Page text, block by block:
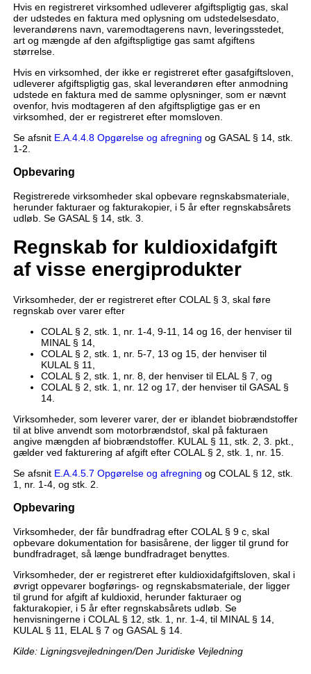
Hvis en registreret virksomhed udleverer afgiftspligtig gas, skal
der udstedes en faktura med oplysning om udstedelsesdato,
leverandørens navn, varemodtagerens navn, leveringsstedet,
art og mængde af den afgiftspligtige gas samt afgiftens
størrelse.
Hvis en virksomhed, der ikke er registreret efter gasafgiftsloven,
udleverer afgiftspligtig gas, skal leverandøren efter anmodning
udstede en faktura med de samme oplysninger, som er nævnt
ovenfor, hvis modtageren af den afgiftspligtige gas er en
virksomhed, der er registreret efter momsloven.
Se afsnit E.A.4.4.8 Opgørelse og afregning og GASAL § 14, stk.
1-2.
Opbevaring
Registrerede virksomheder skal opbevare regnskabsmateriale,
herunder fakturaer og fakturakopier, i 5 år efter regnskabsårets
udløb. Se GASAL § 14, stk. 3.
Regnskab for kuldioxidafgift
af visse energiprodukter
Virksomheder, der er registreret efter COLAL § 3, skal føre
regnskab over varer efter
COLAL § 2, stk. 1, nr. 1-4, 9-11, 14 og 16, der henviser til
MINAL § 14,
COLAL § 2, stk. 1, nr. 5-7, 13 og 15, der henviser til
KULAL § 11,
COLAL § 2, stk. 1, nr. 8, der henviser til ELAL § 7, og
COLAL § 2, stk. 1, nr. 12 og 17, der henviser til GASAL §
14.
Virksomheder, som leverer varer, der er iblandet biobrændstoffer
til at blive anvendt som motorbrændstof, skal på fakturaen
angive mængden af biobrændstoffer. KULAL § 11, stk. 2, 3. pkt.,
gælder ved fakturering af afgift efter COLAL § 2, stk. 1, nr. 15.
Se afsnit E.A.4.5.7 Opgørelse og afregning og COLAL § 12, stk.
1, nr. 1-4, og stk. 2.
Opbevaring
Virksomheder, der får bundfradrag efter COLAL § 9 c, skal
opbevare dokumentation for basisårene, der ligger til grund for
bundfradraget, så længe bundfradraget benyttes.
Virksomheder, der er registreret efter kuldioxidafgiftsloven, skal i
øvrigt oppevarer bogførings- og regnskabsmateriale, der ligger
til grund for afgift af kuldioxid, herunder fakturaer og
fakturakopier, i 5 år efter regnskabsårets udløb. Se
henvisningerne i COLAL § 12, stk. 1, nr. 1-4, til MINAL § 14,
KULAL § 11, ELAL § 7 og GASAL § 14.
Kilde: Ligningsvejledningen/Den Juridiske Vejledning